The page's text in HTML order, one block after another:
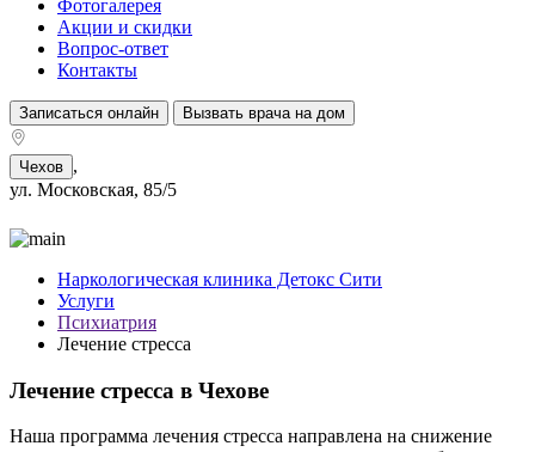
Фотогалерея
Акции и скидки
Вопрос-ответ
Контакты
Записаться онлайн Вызвать врача на дом
Чехов ,
ул. Московская, 85/5
Наркологическая клиника Детокс Сити
Услуги
Психиатрия
Лечение стресса
Лечение стресса в Чехове
Наша программа лечения стресса направлена на снижение